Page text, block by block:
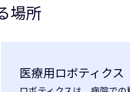
場所
医療用ロボティクス